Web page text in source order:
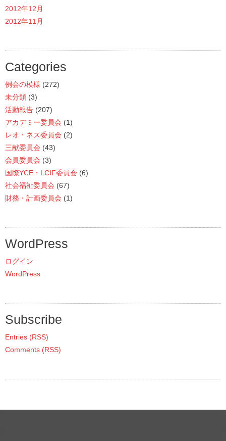
2012年12月
2012年11月
Categories
例会の模様 (272)
未分類 (3)
活動報告 (207)
アカデミー委員会 (1)
レオ・ネス委員会 (2)
三献委員会 (43)
会員委員会 (3)
国際YCE・LCIF委員会 (6)
社会福祉委員会 (67)
財務・計画委員会 (1)
WordPress
ログイン
WordPress
Subscribe
Entries (RSS)
Comments (RSS)